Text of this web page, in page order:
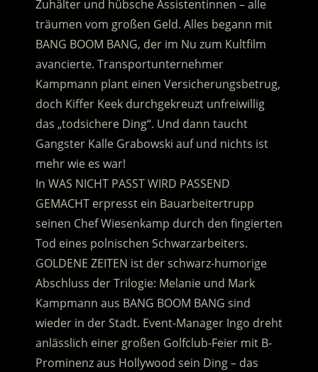
Zuhälter und hübsche Assistentinnen – alle
träumen vom großen Geld. Alles begann mit
BANG BOOM BANG, der im Nu zum Kultfilm
avancierte. Transportunternehmer
Kampmann plant einen Versicherungsbetrug,
doch Kiffer Keek durchgekreuzt unfreiwillig
das „todsichere Ding“. Und dann taucht
Gangster Kalle Grabowski auf und nichts ist
mehr wie es war!
In WAS NICHT PASST WIRD PASSEND
GEMACHT erpresst ein Bauarbeitertrupp
seinen Chef Wiesenkamp durch den fingierten
Tod eines polnischen Schwarzarbeiters.
GOLDENE ZEITEN ist der schwarz-humorige
Abschluss der Trilogie: Melanie und Mark
Kampmann aus BANG BOOM BANG sind
wieder in der Stadt. Event-Manager Ingo dreht
anlässlich einer großen Golfclub-Feier mit B-
Prominenz aus Hollywood sein Ding – das